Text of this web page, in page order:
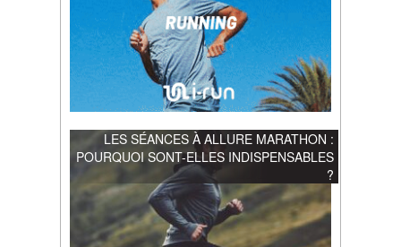
LES SÉANCES À ALLURE MARATHON :
POURQUOI SONT-ELLES INDISPENSABLES
?